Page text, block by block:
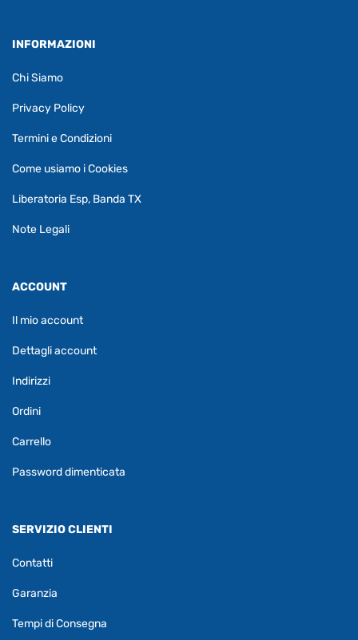
INFORMAZIONI
Chi Siamo
Privacy Policy
Termini e Condizioni
Come usiamo i Cookies
Liberatoria Esp, Banda TX
Note Legali
ACCOUNT
Il mio account
Dettagli account
Indirizzi
Ordini
Carrello
Password dimenticata
SERVIZIO CLIENTI
Contatti
Garanzia
Tempi di Consegna